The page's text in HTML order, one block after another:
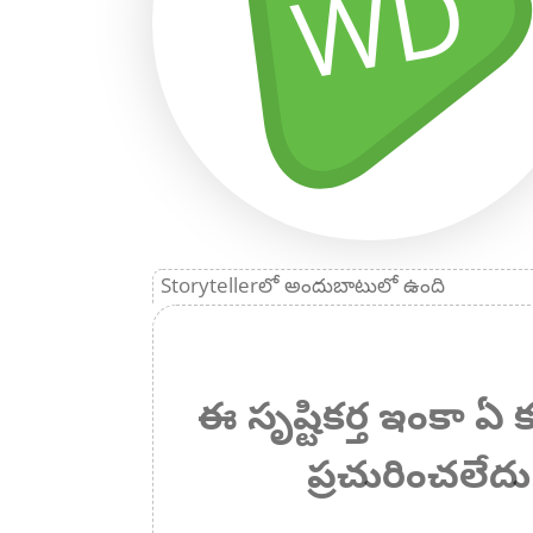
Storytellerలో అందుబాటులో ఉంది
ఈ సృష్టికర్త ఇంకా ఏ